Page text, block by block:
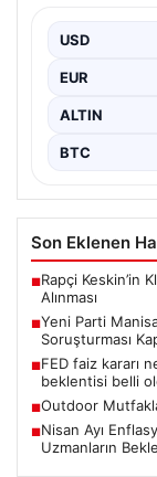
Manisa'da
USD
EUR
ALTIN
BTC
Son Eklenen
■Rapçi Keskin’in
Alınması
■Yeni Parti
Soruşturması
■FED faiz kararı
beklentisi belli
■Outdoor
■Nisan Ayı
Uzmanların